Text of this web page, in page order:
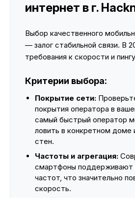
интернет в г.
Выбор качественного
— залог стабильной связи. В
требования к скорости и
Критерии выбора:
Покрытие сети:
покрытия оператора в
самый быстрый оператор
ловить в конкретном доме
стен.
Частоты и агрегация:
смартфоны поддерживают
частот, что значительно
скорость.